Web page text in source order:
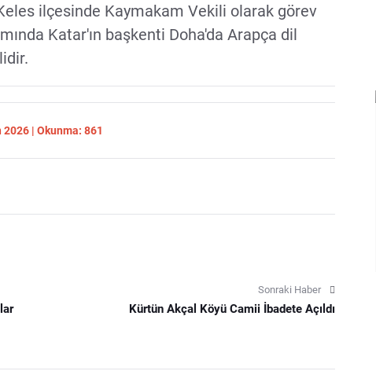
ilçesinde Kaymakam Vekili olarak görev
Katar'ın başkenti Doha'da Arapça dil
| Okunma: 861
Sonraki Haber
Kürtün Akçal Köyü Camii İbadete Açıldı